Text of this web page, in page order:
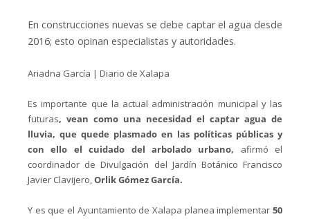
En construcciones nuevas se debe captar el agua desde
2016; esto opinan especialistas y autoridades.
Ariadna García | Diario de Xalapa
Es importante que la actual administración municipal y las
futuras, vean como una necesidad el captar agua de
lluvia, que quede plasmado en las políticas públicas y
con ello el cuidado del arbolado urbano, afirmó el
coordinador de Divulgación del Jardín Botánico Francisco
Javier Clavijero,Orlik Gómez García.
Y es que el Ayuntamiento de Xalapa planea implementar 50